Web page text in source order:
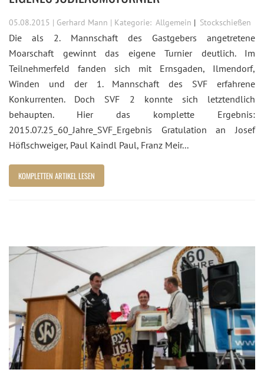
05.08.2015 | Gerhard Mann | Kategorie: Allgemein Stockschießen
Die als 2. Mannschaft des Gastgebers angetretene
Moarschaft gewinnt das eigene Turnier deutlich. Im
Teilnehmerfeld fanden sich mit Ernsgaden, Ilmendorf,
Winden und der 1. Mannschaft des SVF erfahrene
Konkurrenten. Doch SVF 2 konnte sich letztendlich
behaupten. Hier das komplette Ergebnis:
2015.07.25_60_Jahre_SVF_Ergebnis Gratulation an Josef
Höflschweiger, Paul Kaindl Paul, Franz Meir...
KOMPLETTEN ARTIKEL LESEN